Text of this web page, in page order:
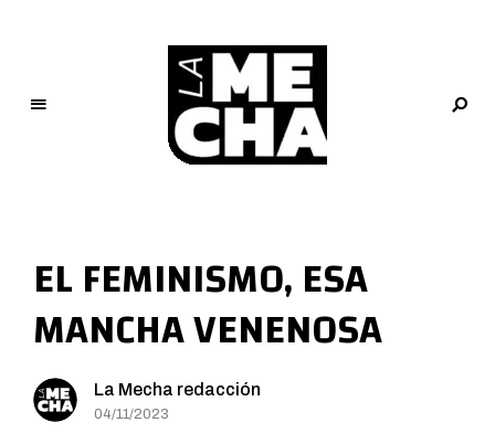
M
e
c
h
a
PERIODISMO DIGITAL
EL FEMINISMO, ESA
MANCHA VENENOSA
La Mecha redacción
04/11/2023